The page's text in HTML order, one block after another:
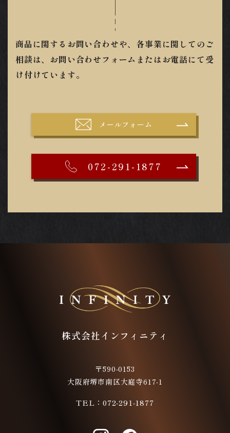
商品に関するお問い合わせや、各事業に関してのご
相談は、お問い合わせフォームまたはお電話にて受
け付けています。
メールフォーム
072-291-1877
株式会社インフィニティ
〒590-0153
大阪府堺市南区大庭寺617-1
TEL：072-291-1877